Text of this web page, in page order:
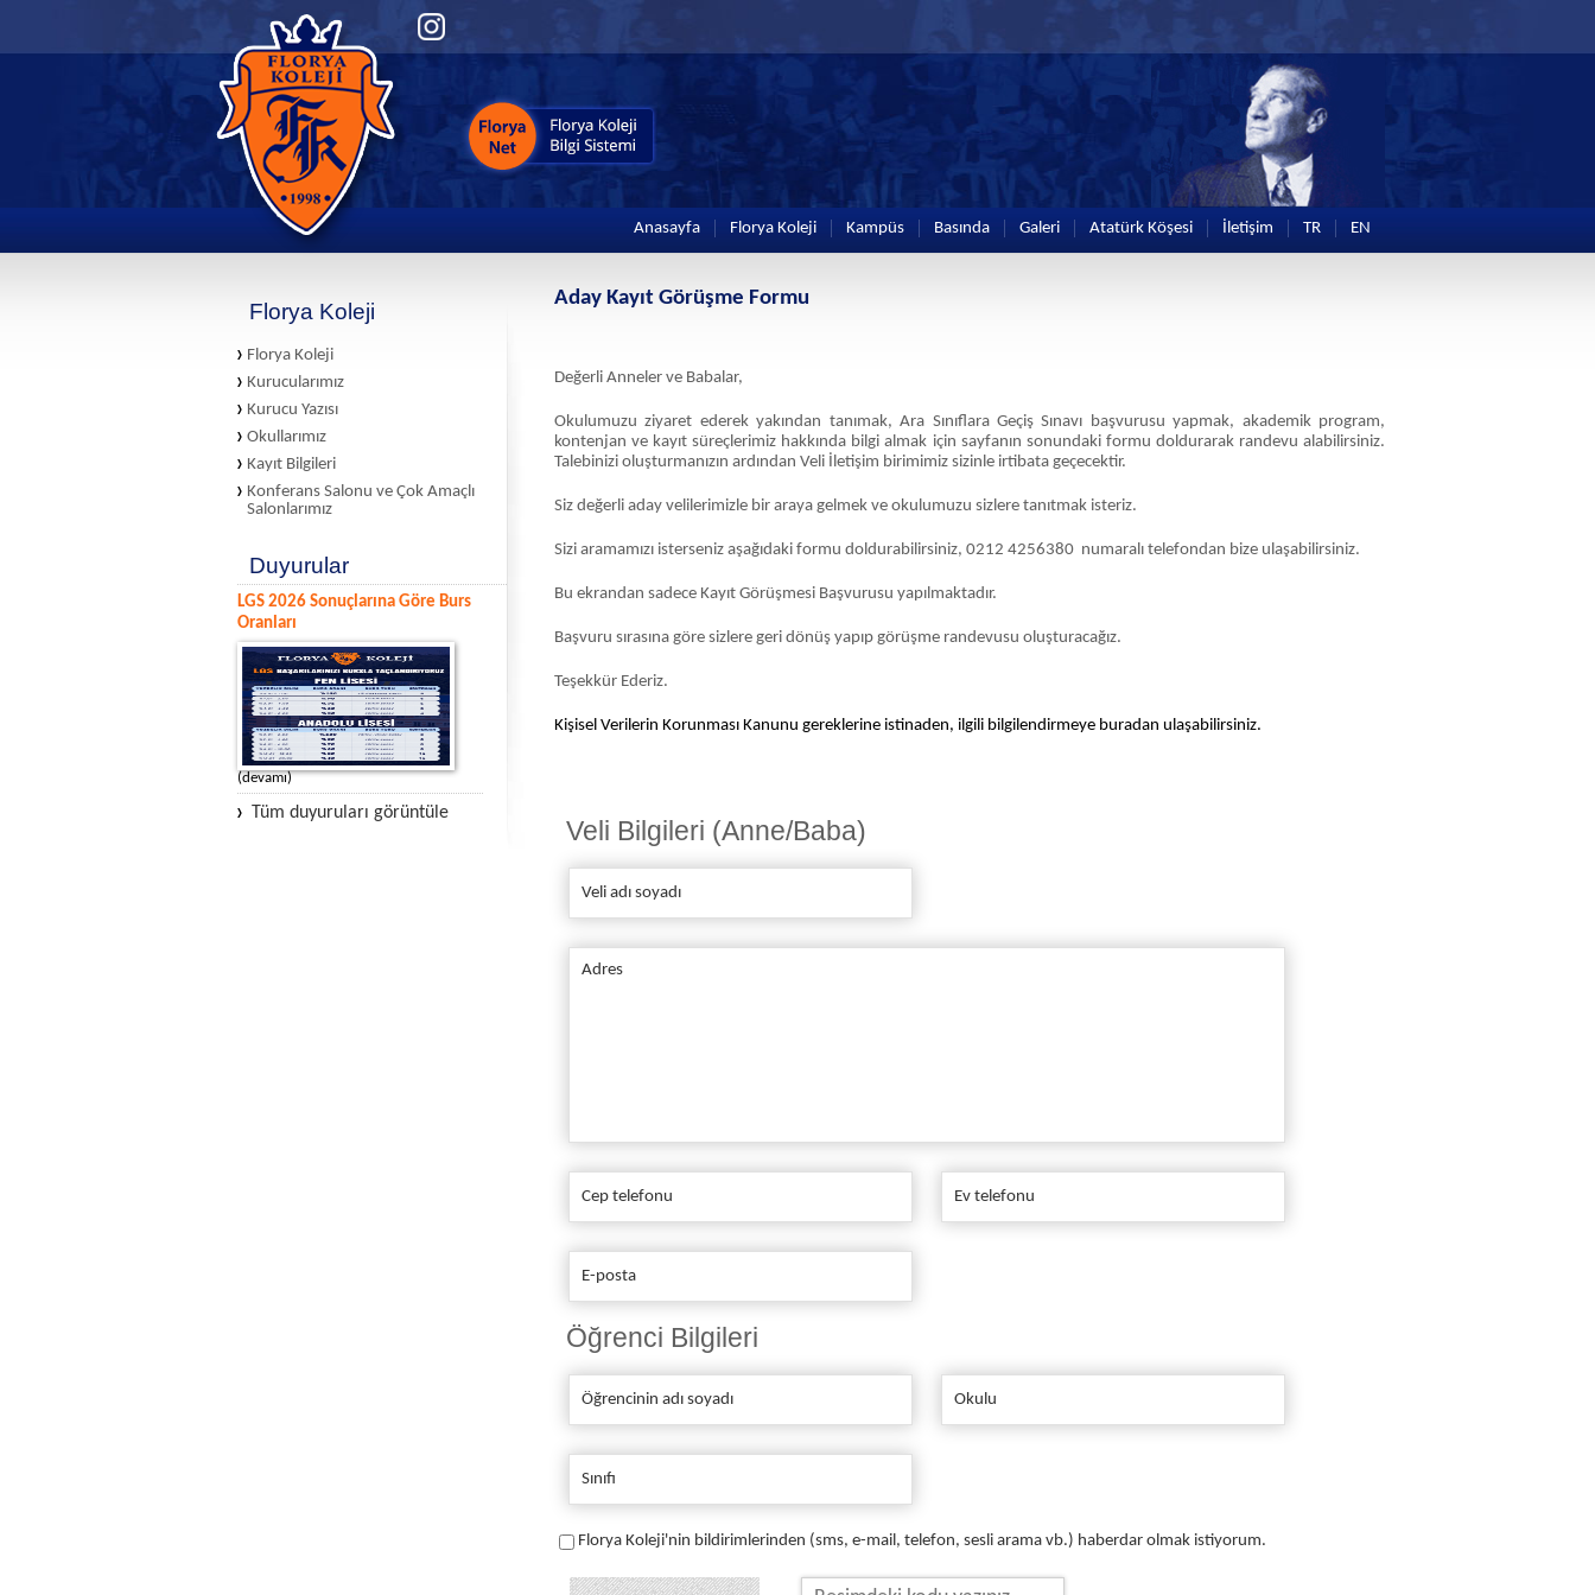
Anasayfa Florya Koleji Kampüs Basında Galeri Atatürk Köşesi İletişim TR EN
Florya Koleji
Florya Koleji
Kurucularımız
Kurucu Yazısı
Okullarımız
Kayıt Bilgileri
Konferans Salonu ve Çok Amaçlı
Salonlarımız
Duyurular
LGS 2026 Sonuçlarına Göre Burs
Oranları
(devamı)
Tüm duyuruları görüntüle
Aday Kayıt Görüşme Formu
Değerli Anneler ve Babalar,
Okulumuzu ziyaret ederek yakından tanımak, Ara Sınıflara Geçiş Sınavı başvurusu yapmak, akademik program,
kontenjan ve kayıt süreçlerimiz hakkında bilgi almak için sayfanın sonundaki formu doldurarak randevu alabilirsiniz.
Talebinizi oluşturmanızın ardından Veli İletişim birimimiz sizinle irtibata geçecektir.
Siz değerli aday velilerimizle bir araya gelmek ve okulumuzu sizlere tanıtmak isteriz.
Sizi aramamızı isterseniz aşağıdaki formu doldurabilirsiniz, 0212 4256380 numaralı telefondan bize ulaşabilirsiniz.
Bu ekrandan sadece Kayıt Görüşmesi Başvurusu yapılmaktadır.
Başvuru sırasına göre sizlere geri dönüş yapıp görüşme randevusu oluşturacağız.
Teşekkür Ederiz.
Kişisel Verilerin Korunması Kanunu gereklerine istinaden, ilgili bilgilendirmeye buradan ulaşabilirsiniz.
Veli Bilgileri (Anne/Baba)
Öğrenci Bilgileri
Florya Koleji'nin bildirimlerinden (sms, e-mail, telefon, sesli arama vb.) haberdar olmak istiyorum.